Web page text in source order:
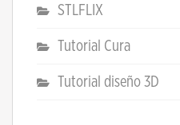
STLFLIX
Tutorial Cura
Tutorial diseño 3D